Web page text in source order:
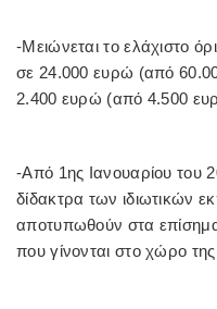
-Μειώνεται το ελάχιστο
σε 24.000 ευρώ (από
2.400 ευρώ (από 4.500
-Από 1ης Ιανουαρίου του
δίδακτρα των ιδιωτικών
αποτυπωθούν στα επίσημα
που γίνονται στο χώρο